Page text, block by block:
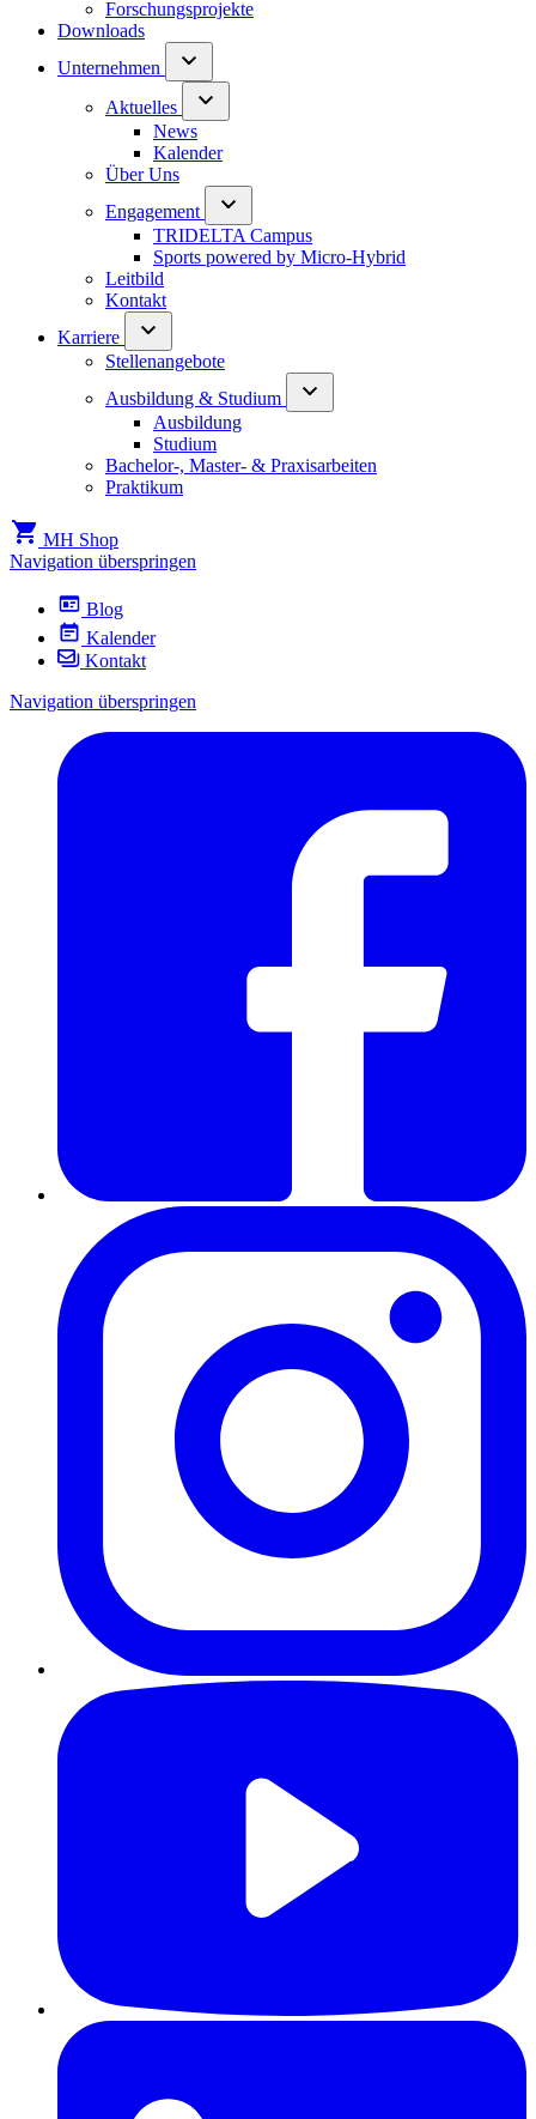
Forschungsprojekte
Downloads
Unternehmen
Aktuelles
News
Kalender
Über Uns
Engagement
TRIDELTA Campus
Sports powered by Micro-Hybrid
Leitbild
Kontakt
Karriere
Stellenangebote
Ausbildung & Studium
Ausbildung
Studium
Bachelor-, Master- & Praxisarbeiten
Praktikum
MH Shop
Navigation überspringen
Blog
Kalender
Kontakt
Navigation überspringen